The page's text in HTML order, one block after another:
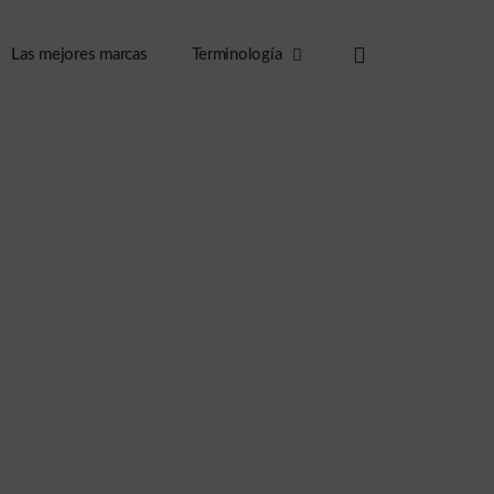
Las mejores marcas Terminología